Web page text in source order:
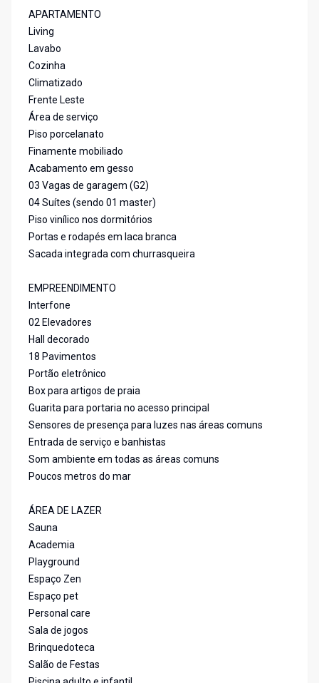
APARTAMENTO
Living
Lavabo
Cozinha
Climatizado
Frente Leste
Área de serviço
Piso porcelanato
Finamente mobiliado
Acabamento em gesso
03 Vagas de garagem (G2)
04 Suítes (sendo 01 master)
Piso vinílico nos dormitórios
Portas e rodapés em laca branca
Sacada integrada com churrasqueira
EMPREENDIMENTO
Interfone
02 Elevadores
Hall decorado
18 Pavimentos
Portão eletrônico
Box para artigos de praia
Guarita para portaria no acesso principal
Sensores de presença para luzes nas áreas comuns
Entrada de serviço e banhistas
Som ambiente em todas as áreas comuns
Poucos metros do mar
ÁREA DE LAZER
Sauna
Academia
Playground
Espaço Zen
Espaço pet
Personal care
Sala de jogos
Brinquedoteca
Salão de Festas